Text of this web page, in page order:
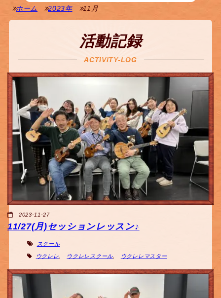
ホーム 2023年 11月
活動記録
ACTIVITY-LOG
2023-11-27
11/27(月)セッションレッスン♪
スクール
ウクレレ ウクレレスクール, ウクレレマスター